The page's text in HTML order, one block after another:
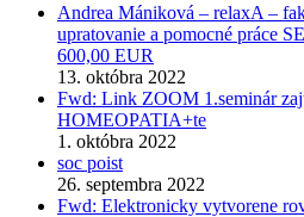
Andrea Mániková – relaxA –
upratovanie a pomocné práce
600,00 EUR
13. októbra 2022
Fwd: Link ZOOM 1.seminár
HOMEOPATIA+te
1. októbra 2022
soc poist
26. septembra 2022
Fwd: Elektronicky vytvorene